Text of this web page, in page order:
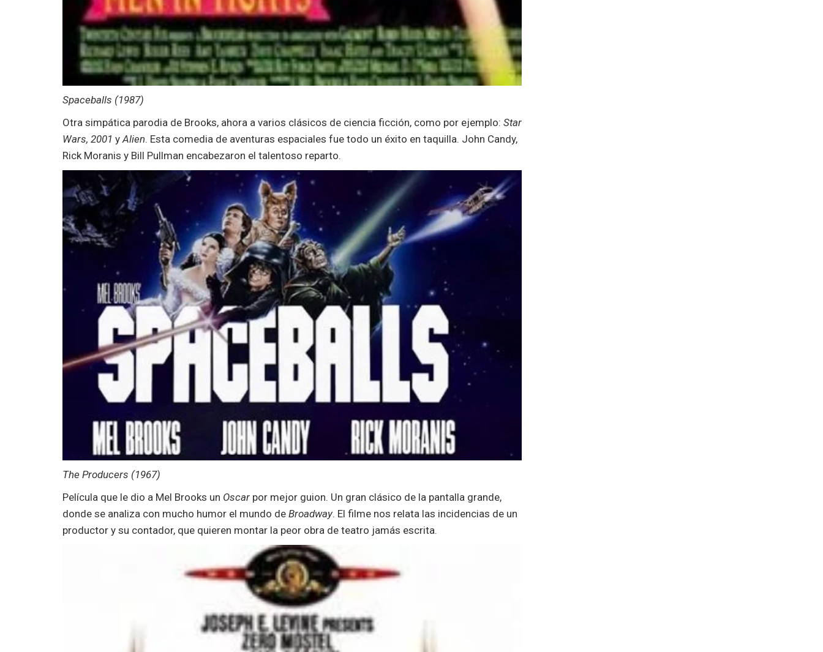
Spaceballs (1987)
Otra simpática parodia de Brooks, ahora a varios clásicos de ciencia ficción, como por ejemplo: Star
Wars, 2001 y Alien. Esta comedia de aventuras espaciales fue todo un éxito en taquilla. John Candy,
Rick Moranis y Bill Pullman encabezaron el talentoso reparto.
The Producers (1967)
Película que le dio a Mel Brooks un Oscar por mejor guion. Un gran clásico de la pantalla grande,
donde se analiza con mucho humor el mundo de Broadway. El filme nos relata las incidencias de un
productor y su contador, que quieren montar la peor obra de teatro jamás escrita.